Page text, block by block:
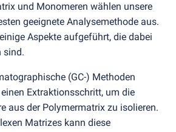
und Monomeren wählen unsere
geeignete Analysemethode aus.
Aspekte aufgeführt, die dabei
sind.
(GC-) Methoden
Extraktionsschritt, um die
aus der Polymermatrix zu isolieren.
Matrizes kann diese